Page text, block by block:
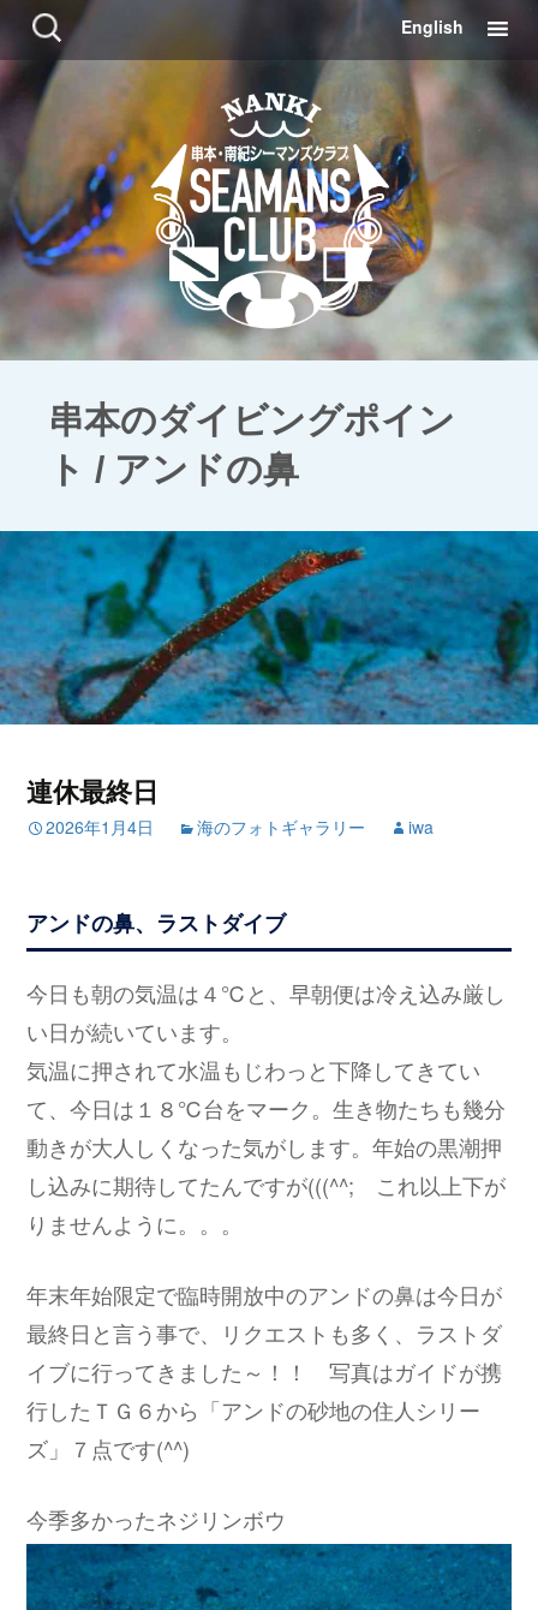
検
索:
コ
ン
ツ
に
English
串本のダイビングポイン
ト / アンドの鼻
連休最終日
2026年1月4日 海のフォトギャラリー iwa
アンドの鼻、ラストダイブ
今日も朝の気温は４℃と、早朝便は冷え込み厳し
い日が続いています。
気温に押されて水温もじわっと下降してきてい
て、今日は１８℃台をマーク。生き物たちも幾分
動きが大人しくなった気がします。年始の黒潮押
し込みに期待してたんですが(((^^; これ以上下が
りませんように。。。
年末年始限定で臨時開放中のアンドの鼻は今日が
最終日と言う事で、リクエストも多く、ラストダ
イブに行ってきました～！！ 写真はガイドが携
行したＴＧ６から「アンドの砂地の住人シリー
ズ」７点です(^^)
今季多かったネジリンボウ